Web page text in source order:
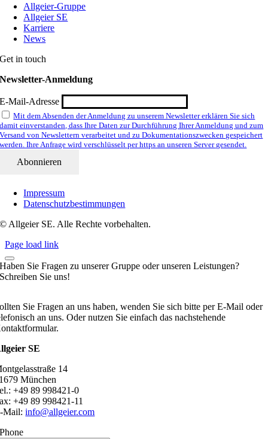
Allgeier-Gruppe
Allgeier SE
Karriere
News
Get in touch
Newsletter-Anmeldung
E-Mail-Adresse
Mit dem Absenden der Anmeldung zu unserem Newsletter erklären Sie sich
damit einverstanden, dass Ihre Daten zur Durchführung Ihrer Anmeldung und zum
Versand von Newslettern verarbeitet und zu Dokumentationszwecken gespeichert
werden. Ihre Anfrage wird verschlüsselt per https an unseren Server gesendet.
Impressum
Datenschutzbestimmungen
© Allgeier SE. Alle Rechte vorbehalten.
Page load link
Haben Sie Fragen zu unserer Gruppe oder unseren Leistungen?
Schreiben Sie uns!
Sie Fragen an uns haben, wenden Sie sich bitte per E-Mail oder
an uns. Oder nutzen Sie einfach das nachstehende
SE
14
München
+49 89 998421-0
+49 89 998421-11
Mail:info@allgeier.com
Phone